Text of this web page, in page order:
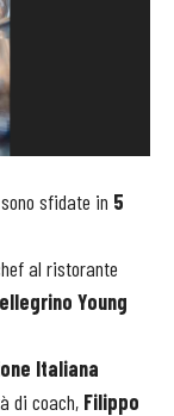
sfidate in 5
al ristorante
Young
Italiana
di coach, Filippo